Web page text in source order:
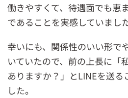
働きやすくて、待遇面でも恵
であることを実感していまし
幸いにも、関係性のいい形で
いていたので、前の上長に「
ありますか？」とLINEを送る
した。